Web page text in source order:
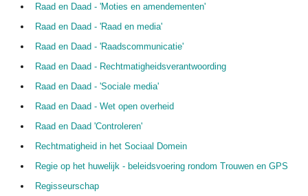
Raad en Daad - 'Moties en amendementen'
Raad en Daad - 'Raad en media'
Raad en Daad - 'Raadscommunicatie'
Raad en Daad - Rechtmatigheidsverantwoording
Raad en Daad - 'Sociale media'
Raad en Daad - Wet open overheid
Raad en Daad 'Controleren'
Rechtmatigheid in het Sociaal Domein
Regie op het huwelijk - beleidsvoering rondom Trouwen en GPS
Regisseurschap